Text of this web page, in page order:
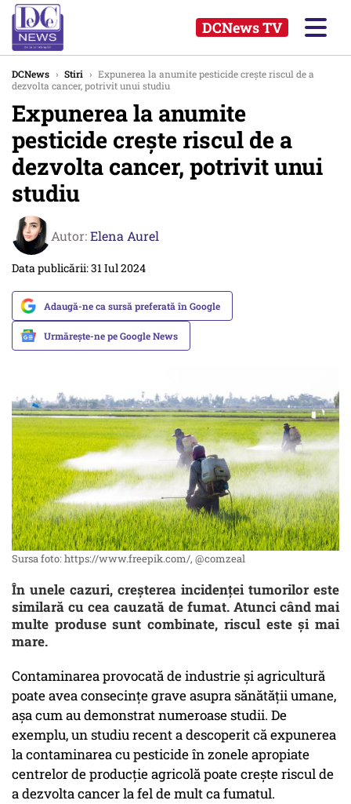
DCNews TV
DCNews › Stiri › Expunerea la anumite pesticide crește riscul de a
dezvolta cancer, potrivit unui studiu
Expunerea la anumite
pesticide crește riscul de a
dezvolta cancer, potrivit unui
studiu
Autor:Elena Aurel
Data publicării: 31 Iul 2024
Adaugă-ne ca sursă preferată în Google
Urmărește-ne pe Google News
Sursa foto: https://www.freepik.com/, @comzeal
În unele cazuri, creșterea incidenței tumorilor este
similară cu cea cauzată de fumat. Atunci când mai
multe produse sunt combinate, riscul este și mai
mare.
Contaminarea provocată de industrie și agricultură
poate avea consecințe grave asupra sănătății umane,
așa cum au demonstrat numeroase studii. De
exemplu, un studiu recent a descoperit că expunerea
la contaminarea cu pesticide în zonele apropiate
centrelor de producție agricolă poate crește riscul de
a dezvolta cancer la fel de mult ca fumatul.